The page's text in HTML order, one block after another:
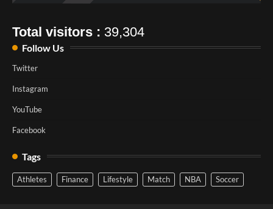
Total visitors : 39,304
Follow Us
Twitter
Instagram
YouTube
Facebook
Tags
Athletes Finance Lifestyle Match NBA Soccer